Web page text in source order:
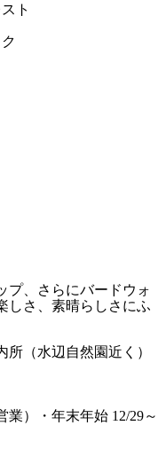
ト
プ、さらにバードウォ
しさ、素晴らしさにふ
（水辺自然園近く）
）・年末年始 12/29～